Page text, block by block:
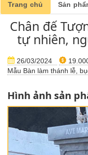
Trang chủ Sản
Chân đế
tự nhiên,
26/03/2024
Mẫu Bàn làm thánh lễ,
Hình ảnh sản